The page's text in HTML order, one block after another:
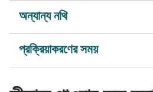
অন্যান্য নথি
প্রক্রিয়াকরণের সময়